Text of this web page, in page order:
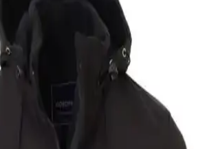
su ve rüzgar geçirmez özellikleriyle
bir arada sunar. Çok çeşitli modeller ve renk
ve outdoor kullanım için ideal çözümler
Montlar: Modern ve
Giyim Seçenekleri
tutma ve şıklığı bir arada sunar. Farklı
önerileriyle, her erkeğin gardırobunda
ve şık kış giyim parçasıdır.